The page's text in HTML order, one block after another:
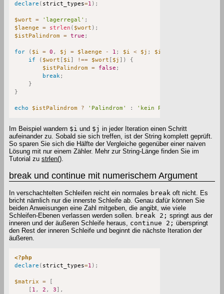
declare ( strict_types=1 ) ;
$wort = 'lagerregal' ;
$laenge
= strlen ( $wort ) ;
$istPalindrom
= true ;
for ( $i = 0 , $j = $laenge - 1 ; $i < $j ; $i
if
( $wort $i !== $wort $j )
{
$istPalindrom
= false ;
break;
}
}
echo $istPalindrom ? 'Palindrom' : 'kein Palindrom'
Im Beispiel wandern $i und $j in jeder Iteration einen Schritt
aufeinander zu. Sobald sie sich treffen, ist der String komplett geprüft.
So sparen Sie sich die Hälfte der Vergleiche gegenüber einer naiven
Lösung mit nur einem Zähler. Mehr zur String-Länge finden Sie im
Tutorial zu strlen()
break und continue mit numerischem Argument
In verschachtelten Schleifen reicht ein normales break oft nicht. Es
bricht nämlich nur die innerste Schleife ab. Genau dafür können Sie
beiden Anweisungen eine Zahl mitgeben, die angibt, wie viele
Schleifen-Ebenen verlassen werden sollen.
break 2; springt aus der
inneren und der äußeren Schleife heraus, continue 2; überspringt
den Rest der inneren Schleife und beginnt die nächste Iteration der
äußeren.
<?php
declare ( strict_types=1 ) ;
$matrix =
[
[ 1 , 2 , 3 ] ,